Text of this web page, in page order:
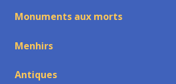
Monuments aux morts
Menhirs
Antiques